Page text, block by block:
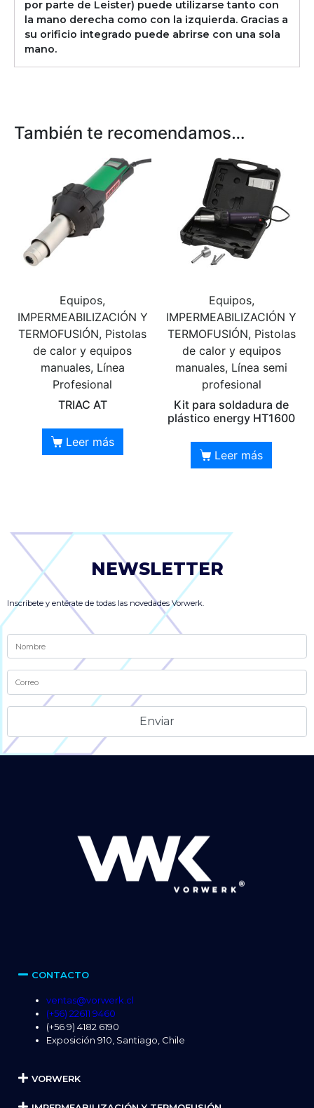
por parte de Leister) puede utilizarse tanto con
la mano derecha como con la izquierda. Gracias a
su orificio integrado puede abrirse con una sola
mano.
También te recomendamos…
Equipos,
IMPERMEABILIZACIÓN Y
TERMOFUSIÓN, Pistolas
de calor y equipos
manuales, Línea
Profesional
TRIAC AT
Leer más
Equipos,
IMPERMEABILIZACIÓN Y
TERMOFUSIÓN, Pistolas
de calor y equipos
manuales, Línea semi
profesional
Kit para soldadura de
plástico energy HT1600
Leer más
NEWSLETTER
Inscríbete y entérate de todas las novedades Vorwerk.
Alternative:
CONTACTO
ventas@vorwerk.cl
(+56) 22611 9460
(+56 9) 4182 6190
Exposición 910, Santiago, Chile
VORWERK